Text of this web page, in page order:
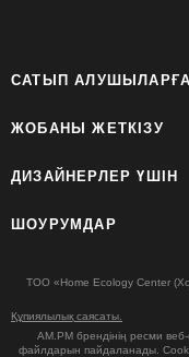
САТЫП
ЖОБАНЫ ЖЕТКІЗУ
ДИЗАЙНЕРЛЕР ҮШІН
ШОУРУМДАР
ТОО «Home Ecology Center
Құпиялылық саясаты.
AM.PM брендінің ресми
файлдарын пайдаланады.